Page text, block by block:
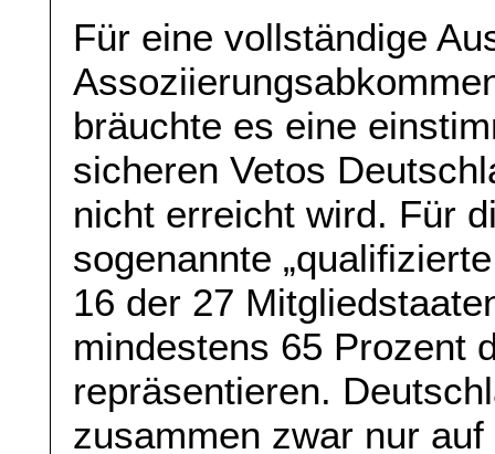
Für eine vollständige
bräuchte es eine
sicheren Vetos
nicht erreicht wird. Für
sogenannte
16 der 27
mindestens 65 Prozent
repräsentieren.
zusammen zwar nur